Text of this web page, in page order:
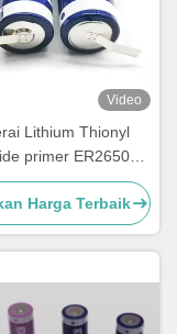
Video
Lithium Thionyl
primer ER26500
8500mAh LSH14
Baterai Lithium
Harga Terbaik